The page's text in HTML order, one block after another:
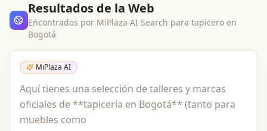
Resultados de la Web
Encontrados por MiPlaza AI Search para tapiceroen
Bogotá
MiPlaza AI
Aquí tienes una selección de talleres y marcas
oficiales de **tapicería en Bogotá** (tanto para
muebles como